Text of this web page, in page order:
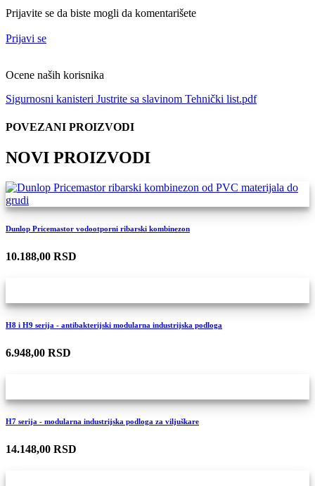
Prijavite se da biste mogli da komentarišete
Prijavi se
Ocene naših korisnika
Sigurnosni kanisteri Justrite sa slavinom Tehnički list.pdf
POVEZANI PROIZVODI
NOVI PROIZVODI
Dunlop Pricemastor vodootporni ribarski kombinezon
10.188,00 RSD
H8 i H9 serija - antibakterijski modularna industrijska podloga
6.948,00 RSD
H7 serija - modularna industrijska podloga za viljuškare
14.148,00 RSD